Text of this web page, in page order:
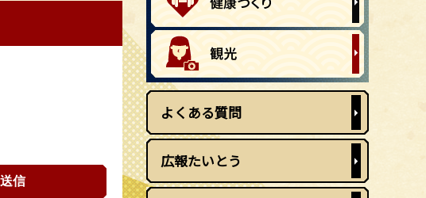
よくある質問
広報たいとう